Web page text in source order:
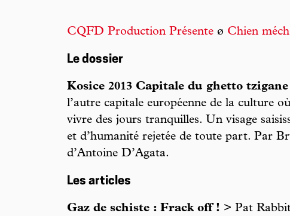
CQFD Production Présente ø Chien
Le dossier
Kosice 2013 Capitale du ghetto tzigane
l’autre capitale européenne de la culture
vivre des jours tranquilles. Un visage
et d’humanité rejetée de toute part. Par
d’Antoine D’Agata.
Les articles
Gaz de schiste : Frack off ! > Pat